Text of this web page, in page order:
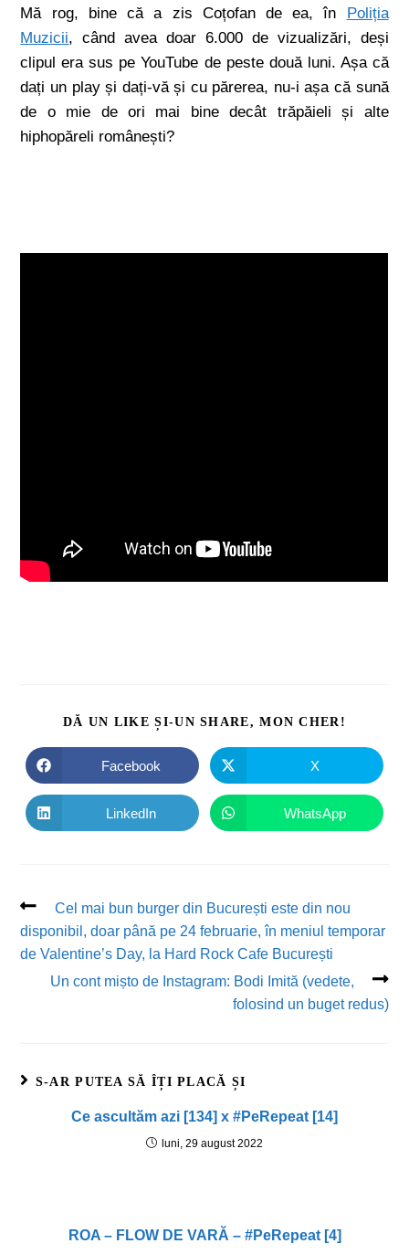
Mă rog, bine că a zis Coțofan de ea, în
Poliția
Muzicii, când avea doar 6.000 de vizualizări, deși
clipul era sus pe YouTube de peste două luni. Așa că
dați un play și dați-vă și cu părerea, nu-i așa că sună
de o mie de ori mai bine decât trăpăieli și alte
hiphopăreli românești?
DĂ UN LIKE ȘI-UN SHARE, MON CHER!
Facebook X
LinkedIn WhatsApp
Cel mai bun burger din București este din nou
disponibil, doar până pe 24 februarie, în meniul temporar
de Valentine’s Day, la Hard Rock Cafe București
Un cont mișto de Instagram: Bodi Imită (vedete,
folosind un buget redus)
S-AR PUTEA SĂ ÎȚI PLACĂ ȘI
Ce ascultăm azi [134] x #PeRepeat [14]
luni, 29 august 2022
ROA – FLOW DE VARĂ – #PeRepeat [4]